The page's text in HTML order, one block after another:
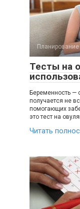
Планирование
Тесты на
Беременность —
получается не
помогающих
это тест на
Читать